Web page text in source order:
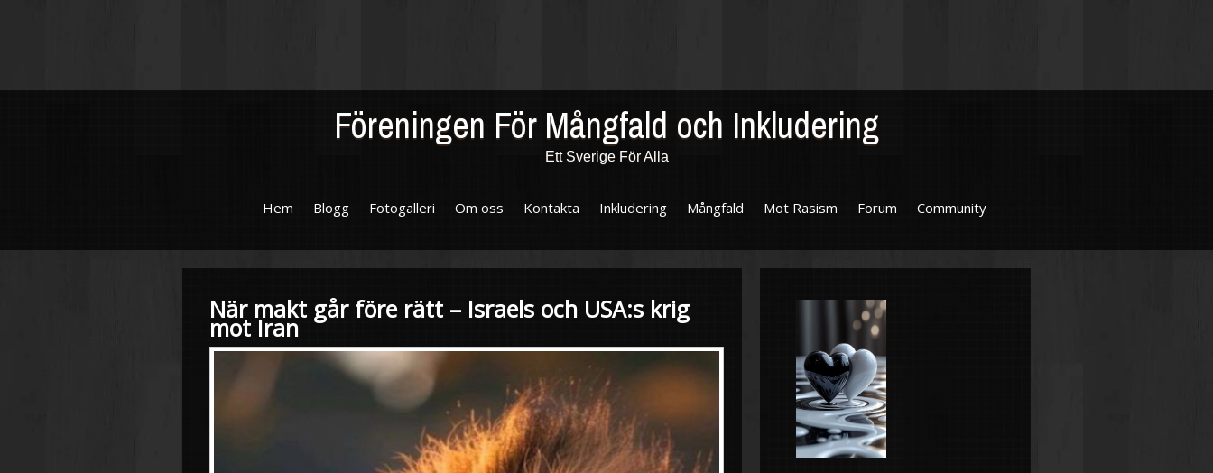
Föreningen För Mångfald och Inkludering
Ett Sverige För Alla
Hem Blogg Fotogalleri Om oss Kontakta Inkludering Mångfald Mot Rasism Forum Community
När makt går före rätt – Israels och USA:s krig
mot Iran